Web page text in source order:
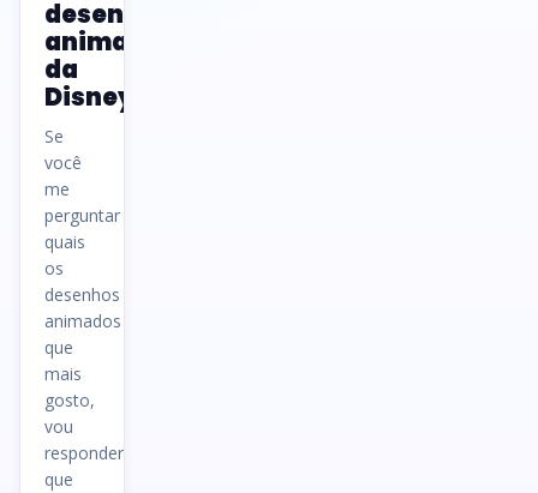
desenhos
animados
da
Disney
Se
você
me
perguntar
quais
os
desenhos
animados
que
mais
gosto,
vou
responder
que